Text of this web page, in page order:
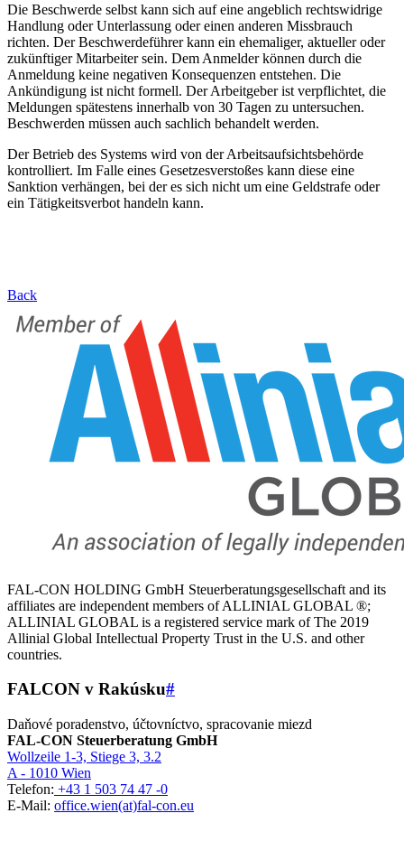
Die Beschwerde selbst kann sich auf eine angeblich rechtswidrige
Handlung oder Unterlassung oder einen anderen Missbrauch
richten. Der Beschwerdeführer kann ein ehemaliger, aktueller oder
zukünftiger Mitarbeiter sein. Dem Anmelder können durch die
Anmeldung keine negativen Konsequenzen entstehen. Die
Ankündigung ist nicht formell. Der Arbeitgeber ist verpflichtet, die
Meldungen spätestens innerhalb von 30 Tagen zu untersuchen.
Beschwerden müssen auch sachlich behandelt werden.
Der Betrieb des Systems wird von der Arbeitsaufsichtsbehörde
kontrolliert. Im Falle eines Gesetzesverstoßes kann diese eine
Sanktion verhängen, bei der es sich nicht um eine Geldstrafe oder
ein Tätigkeitsverbot handeln kann.
Back
FAL-CON HOLDING GmbH Steuerberatungsgesellschaft and its
affiliates are independent members of ALLINIAL GLOBAL ®;
ALLINIAL GLOBAL is a registered service mark of The 2019
Allinial Global Intellectual Property Trust in the U.S. and other
countries.
FALCON v Rakúsku#
Daňové poradenstvo, účtovníctvo, spracovanie miezd
FAL-CON Steuerberatung GmbH
Wollzeile 1-3, Stiege 3, 3.2
A - 1010 Wien
Telefon: +43 1 503 74 47 -0
E-Mail: office.wien(at)fal-con.eu